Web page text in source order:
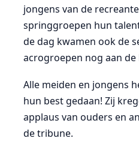
jongens van de
springgroepen hun
de dag kwamen ook de
acrogroepen nog aan de
Alle meiden en jongens
hun best gedaan! Zij
applaus van ouders en
de tribune.